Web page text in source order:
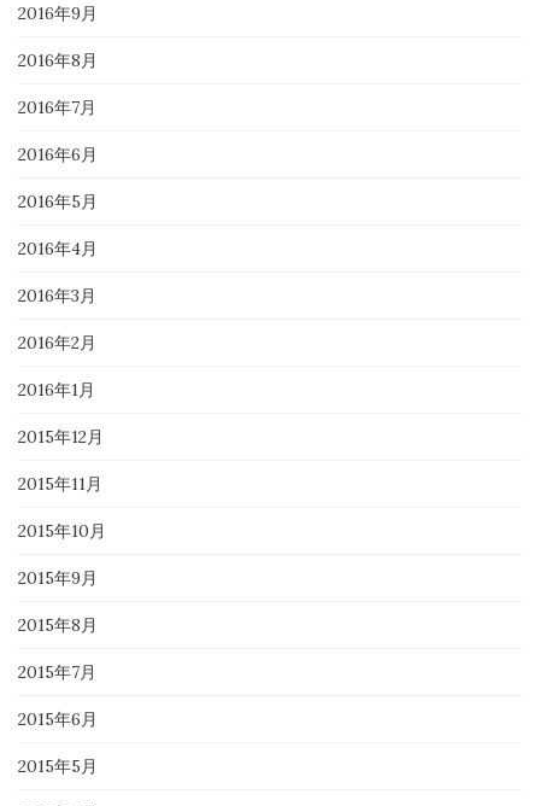
2016年9月
2016年8月
2016年7月
2016年6月
2016年5月
2016年4月
2016年3月
2016年2月
2016年1月
2015年12月
2015年11月
2015年10月
2015年9月
2015年8月
2015年7月
2015年6月
2015年5月